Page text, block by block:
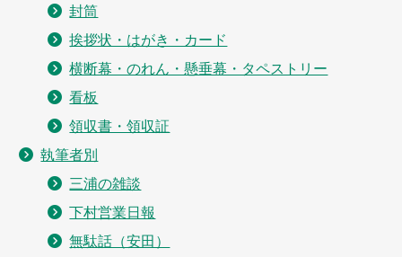
封筒
挨拶状・はがき・カード
横断幕・のれん・懸垂幕・タペストリー
看板
領収書・領収証
執筆者別
三浦の雑談
下村営業日報
無駄話（安田）